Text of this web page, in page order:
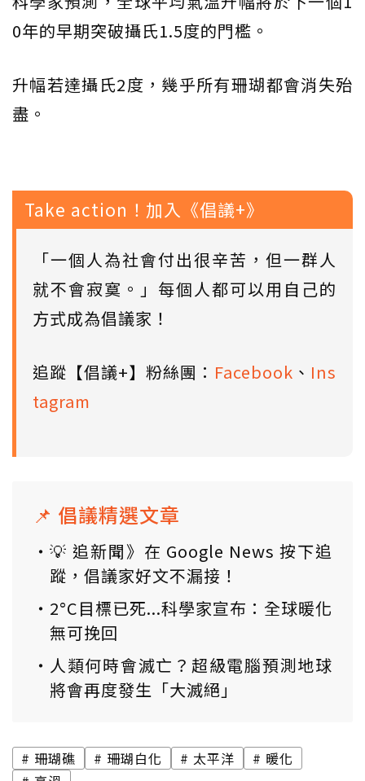
0年的早期突破攝氏1.5度的門檻。
升幅若達攝氏2度，幾乎所有珊瑚都會消失殆
盡。
Take action！加入《倡議+》
「一個人為社會付出很辛苦，但一群人
就不會寂寞。」每個人都可以用自己的
方式成為倡議家！
追蹤【倡議+】粉絲團： Facebook 、 Ins
tagram
📌 倡議精選文章
💡 追新聞》在 Google News 按下追
蹤，倡議家好文不漏接！
2°C目標已死...科學家宣布：全球暖化
無可挽回
人類何時會滅亡？超級電腦預測地球
將會再度發生「大滅絕」
珊瑚礁 珊瑚白化 太平洋
暖化